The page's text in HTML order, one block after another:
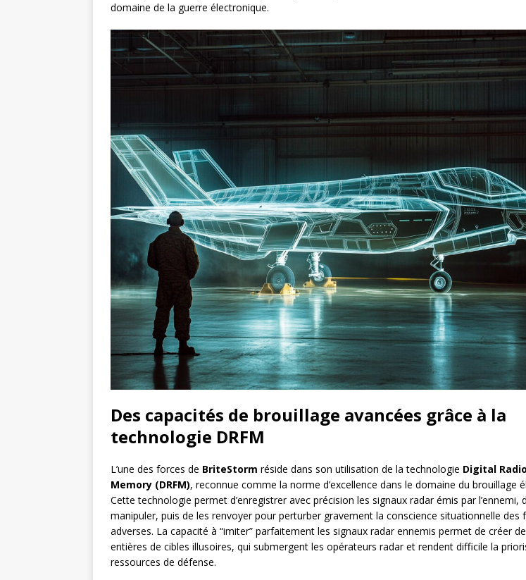
domaine de la guerre électronique.
Des capacités de brouillage avancées grâce à la
technologie DRFM
L’une des forces de BriteStorm réside dans son utilisation de la technologie Digital
Memory (DRFM), reconnue comme la norme d’excellence dans le domaine du brouillage
Cette technologie permet d’enregistrer avec précision les signaux radar émis par l’ennemi,
manipuler, puis de les renvoyer pour perturber gravement la conscience situationnelle des
adverses. La capacité à “imiter” parfaitement les signaux radar ennemis permet de créer
entières de cibles illusoires, qui submergent les opérateurs radar et rendent difficile la
ressources de défense.